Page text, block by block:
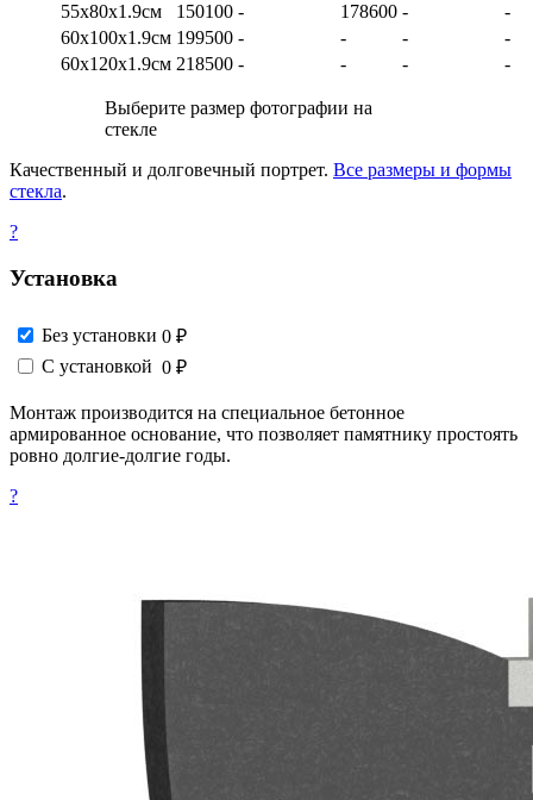
55х80х1.9см
150100 - 178600 -
-
60х100х1.9см 199500 - - -
-
60х120х1.9см 218500 - - - -
Выберите размер фотографии на
стекле
Качественный и долговечный портрет. Все размеры и формы
стекла.
?
Установка
Без установки 0 ₽
С установкой 0 ₽
Монтаж производится на специальное бетонное
армированное основание, что позволяет памятнику простоять
ровно долгие-долгие годы.
?